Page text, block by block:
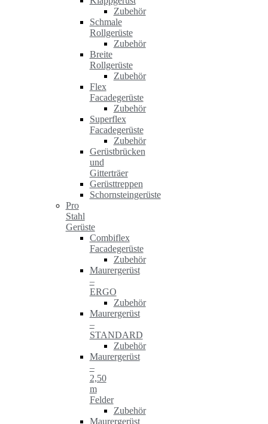
Zubehör
Schmale
Rollgerüste
Zubehör
Breite
Rollgerüste
Zubehör
Flex
Facadegerüste
Zubehör
Superflex
Facadegerüste
Zubehör
Gerüstbrücken
und
Gitterträer
Gerüsttreppen
Schornsteingerüste
Pro
Stahl
Gerüste
Combiflex
Facadegerüste
Zubehör
Maurergerüst
–
ERGO
Zubehör
Maurergerüst
–
STANDARD
Zubehör
Maurergerüst
–
2,50
m
Felder
Zubehör
Maurergerüst